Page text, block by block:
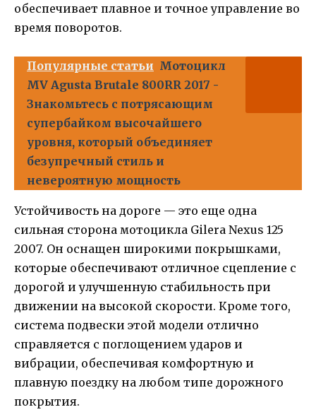
обеспечивает плавное и точное управление во
время поворотов.
Популярные статьи Мотоцикл
MV Agusta Brutale 800RR 2017 -
Знакомьтесь с потрясающим
супербайком высочайшего
уровня, который объединяет
безупречный стиль и
невероятную мощность
Устойчивость на дороге — это еще одна
сильная сторона мотоцикла Gilera Nexus 125
2007. Он оснащен широкими покрышками,
которые обеспечивают отличное сцепление с
дорогой и улучшенную стабильность при
движении на высокой скорости. Кроме того,
система подвески этой модели отлично
справляется с поглощением ударов и
вибрации, обеспечивая комфортную и
плавную поездку на любом типе дорожного
покрытия.